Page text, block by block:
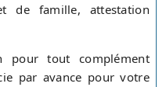
de famille, attestation
pour tout complément
par avance pour votre